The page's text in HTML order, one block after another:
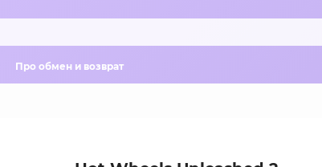
Про обмен и возврат